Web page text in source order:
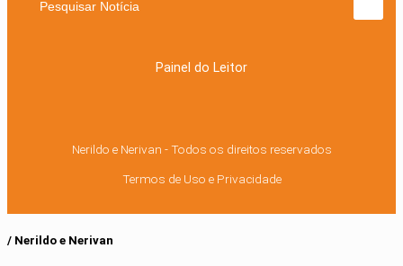
Pesquisar Notícia
Painel do Leitor
Nerildo e Nerivan - Todos os direitos reservados
Termos de Uso e Privacidade
/ Nerildo e Nerivan